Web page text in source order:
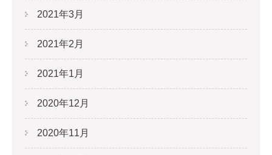
2021年3月
2021年2月
2021年1月
2020年12月
2020年11月